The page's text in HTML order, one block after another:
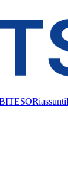
Riassunti